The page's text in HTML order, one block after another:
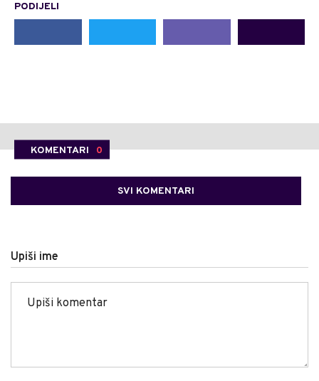
PODIJELI
KOMENTARI 0
SVI KOMENTARI
Upiši ime